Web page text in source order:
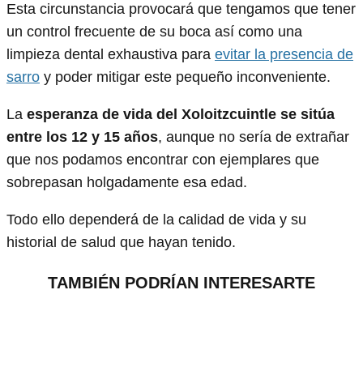
Esta circunstancia provocará que tengamos que tener
un control frecuente de su boca así como una
limpieza dental exhaustiva para evitar la presencia de
sarro y poder mitigar este pequeño inconveniente.
La esperanza de vida del Xoloitzcuintle se sitúa
entre los 12 y 15 años, aunque no sería de extrañar
que nos podamos encontrar con ejemplares que
sobrepasan holgadamente esa edad.
Todo ello dependerá de la calidad de vida y su
historial de salud que hayan tenido.
TAMBIÉN PODRÍAN INTERESARTE